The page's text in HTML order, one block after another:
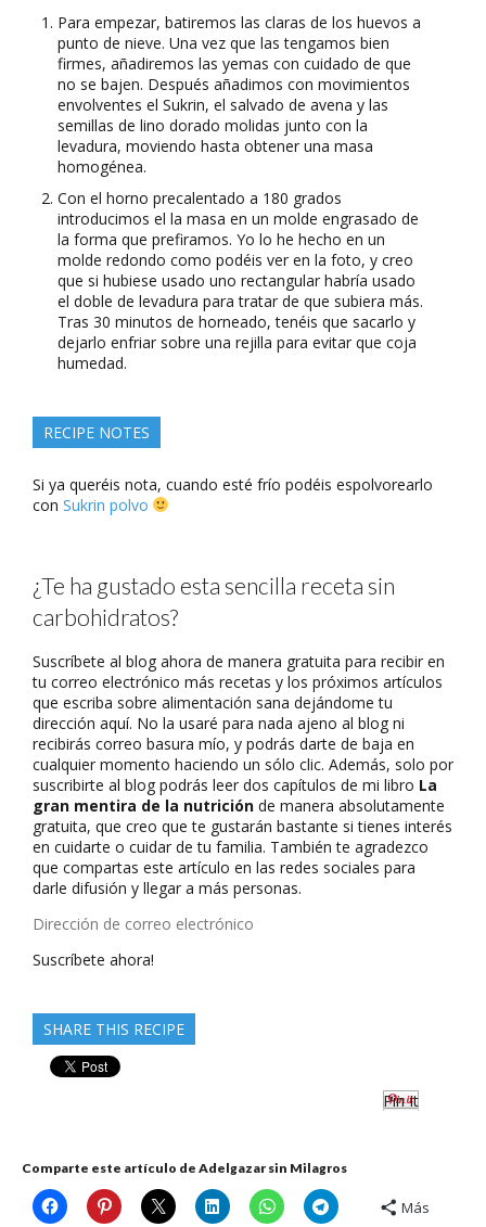
Para empezar, batiremos las claras de los huevos a
punto de nieve. Una vez que las tengamos bien
firmes, añadiremos las yemas con cuidado de que
no se bajen. Después añadimos con movimientos
envolventes el Sukrin, el salvado de avena y las
semillas de lino dorado molidas junto con la
levadura, moviendo hasta obtener una masa
homogénea.
Con el horno precalentado a 180 grados
introducimos el la masa en un molde engrasado de
la forma que prefiramos. Yo lo he hecho en un
molde redondo como podéis ver en la foto, y creo
que si hubiese usado uno rectangular habría usado
el doble de levadura para tratar de que subiera más.
Tras 30 minutos de horneado, tenéis que sacarlo y
dejarlo enfriar sobre una rejilla para evitar que coja
humedad.
RECIPE NOTES
Si ya queréis nota, cuando esté frío podéis espolvorearlo
con Sukrin polvo
¿Te ha gustado esta sencilla receta sin
carbohidratos?
Suscríbete al blog ahora de manera gratuita para recibir en
tu correo electrónico más recetas y los próximos artículos
que escriba sobre alimentación sana dejándome tu
dirección aquí. No la usaré para nada ajeno al blog ni
recibirás correo basura mío, y podrás darte de baja en
cualquier momento haciendo un sólo clic. Además, solo por
suscribirte al blog podrás leer dos capítulos de mi libro La
gran mentira de la nutrición de manera absolutamente
gratuita, que creo que te gustarán bastante si tienes interés
en cuidarte o cuidar de tu familia. También te agradezco
que compartas este artículo en las redes sociales para
darle difusión y llegar a más personas.
Dirección
correo
Suscríbete ahora!
SHARE THIS RECIPE
Pin It
Comparte este artículo de Adelgazar sin Milagros
Más